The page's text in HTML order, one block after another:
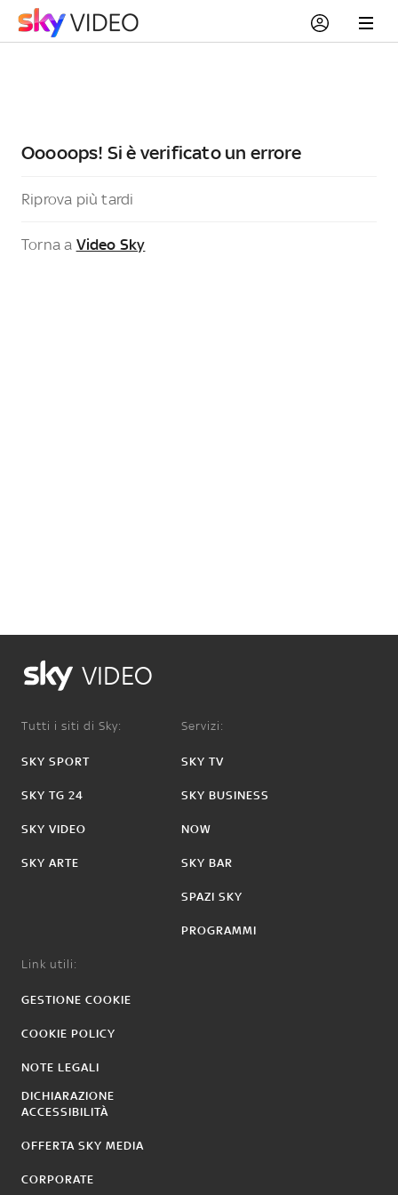
Ooooops! Si è verificato un errore
Riprova più tardi
Torna a Video Sky
VIDEO
Tutti i siti di Sky:
SKY SPORT
SKY TG 24
SKY VIDEO
SKY ARTE
Servizi:
SKY TV
SKY BUSINESS
NOW
SKY BAR
SPAZI SKY
PROGRAMMI
Link utili:
GESTIONE COOKIE
COOKIE POLICY
NOTE LEGALI
DICHIARAZIONE
ACCESSIBILITÀ
OFFERTA SKY MEDIA
CORPORATE